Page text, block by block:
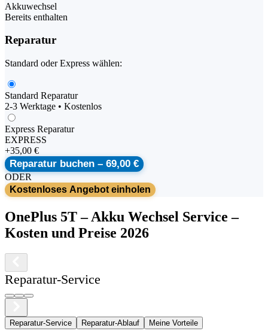
Akkuwechsel
Bereits enthalten
Reparatur
Standard oder Express wählen:
Standard Reparatur
2-3 Werktage • Kostenlos
Express Reparatur
EXPRESS
+35,00 €
Reparatur buchen – 69,00 €
ODER
Kostenloses Angebot einholen
OnePlus 5T–Akku Wechsel Service –
Kosten und Preise 2026
Reparatur-Service
Reparatur-Service Reparatur-Ablauf Meine Vorteile